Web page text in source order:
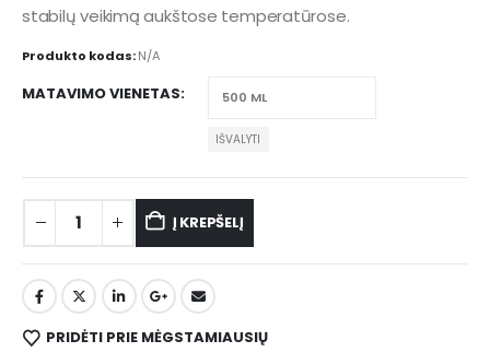
stabilų veikimą aukštose temperatūrose.
Produkto kodas:N/A
MATAVIMO VIENETAS
IŠVALYTI
Į KREPŠELĮ
PRIDĖTI PRIE MĖGSTAMIAUSIŲ